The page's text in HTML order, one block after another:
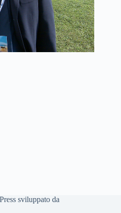
sviluppato da